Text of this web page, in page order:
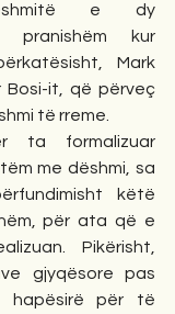
e dy
pranishëm kur
Mark
Bosi-it, që përveç
të rreme.
ta formalizuar
me dëshmi, sa
këtë
për ata që e
Pikërisht,
gjyqësore pas
hapësirë për të